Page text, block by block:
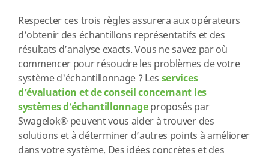
Respecter ces trois règles assurera aux opérateurs
d’obtenir des échantillons représentatifs et des
résultats d’analyse exacts. Vous ne savez par où
commencer pour résoudre les problèmes de votre
système d'échantillonnage ? Les services
d’évaluation et de conseil concernant les
systèmes d'échantillonnageproposés par
Swagelok® peuvent vous aider à trouver des
solutions et à déterminer d’autres points à améliorer
dans votre système. Des idées concrètes et des